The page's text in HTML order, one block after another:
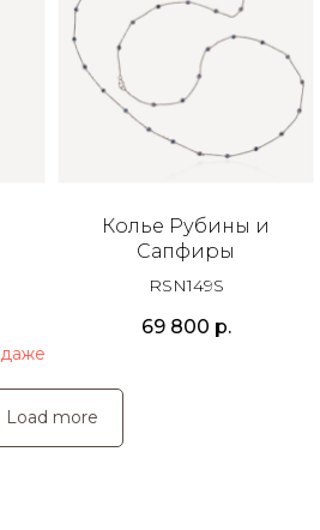
Колье Рубины и
Сапфиры
RSN149S
69 800 р.
Load more